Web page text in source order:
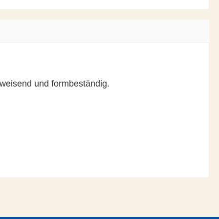
und formbeständig.